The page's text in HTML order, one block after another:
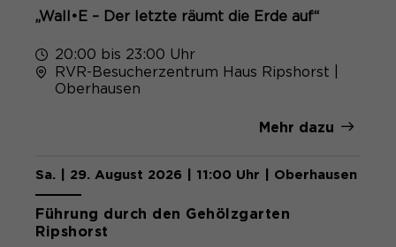
„Wall•E – Der letzte räumt die Erde auf“
20:00 bis 23:00 Uhr
RVR-Besucherzentrum Haus Ripshorst |
Oberhausen
Mehr dazu
Sa. | 29. August 2026 | 11:00 Uhr | Oberhausen
Führung durch den Gehölzgarten
Ripshorst